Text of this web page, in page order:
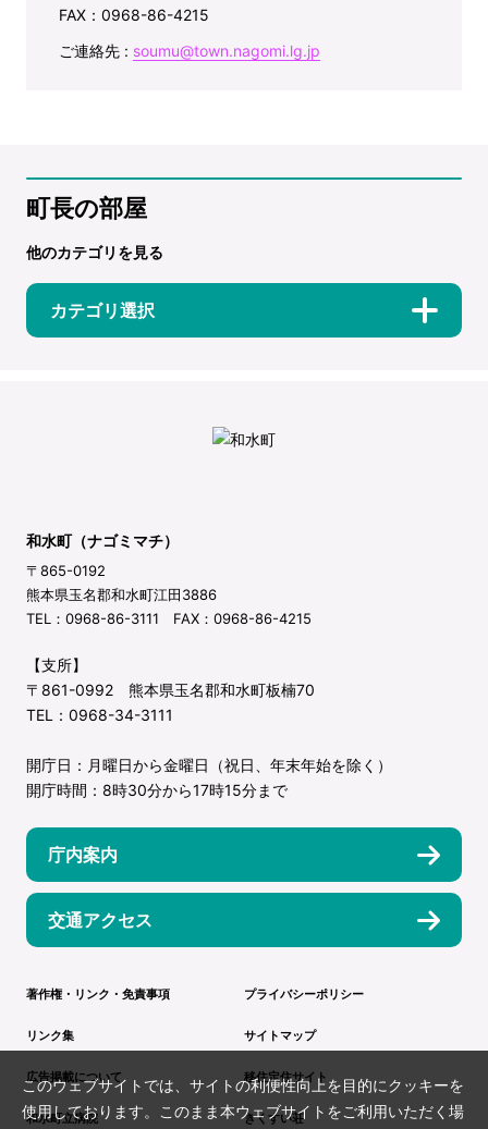
FAX：0968-86-4215
ご連絡先 : soumu@town.nagomi.lg.jp
町長の部屋
他のカテゴリを見る
カテゴリ選択
和水町（ナゴミマチ）
〒865-0192
熊本県玉名郡和水町江田3886
TEL：0968-86-3111 FAX：0968-86-4215
【支所】
〒861-0992 熊本県玉名郡和水町板楠70
TEL：0968-34-3111
開庁日：月曜日から金曜日（祝日、年末年始を除く）
開庁時間：8時30分から17時15分まで
庁内案内
交通アクセス
著作権・リンク・免責事項 プライバシーポリシー
リンク集 サイトマップ
広告掲載について 移住定住サイト
和水町立病院 きくすい荘
このウェブサイトでは、サイトの利便性向上を目的にクッキーを
使用しております。このまま本ウェブサイトをご利用いただく場